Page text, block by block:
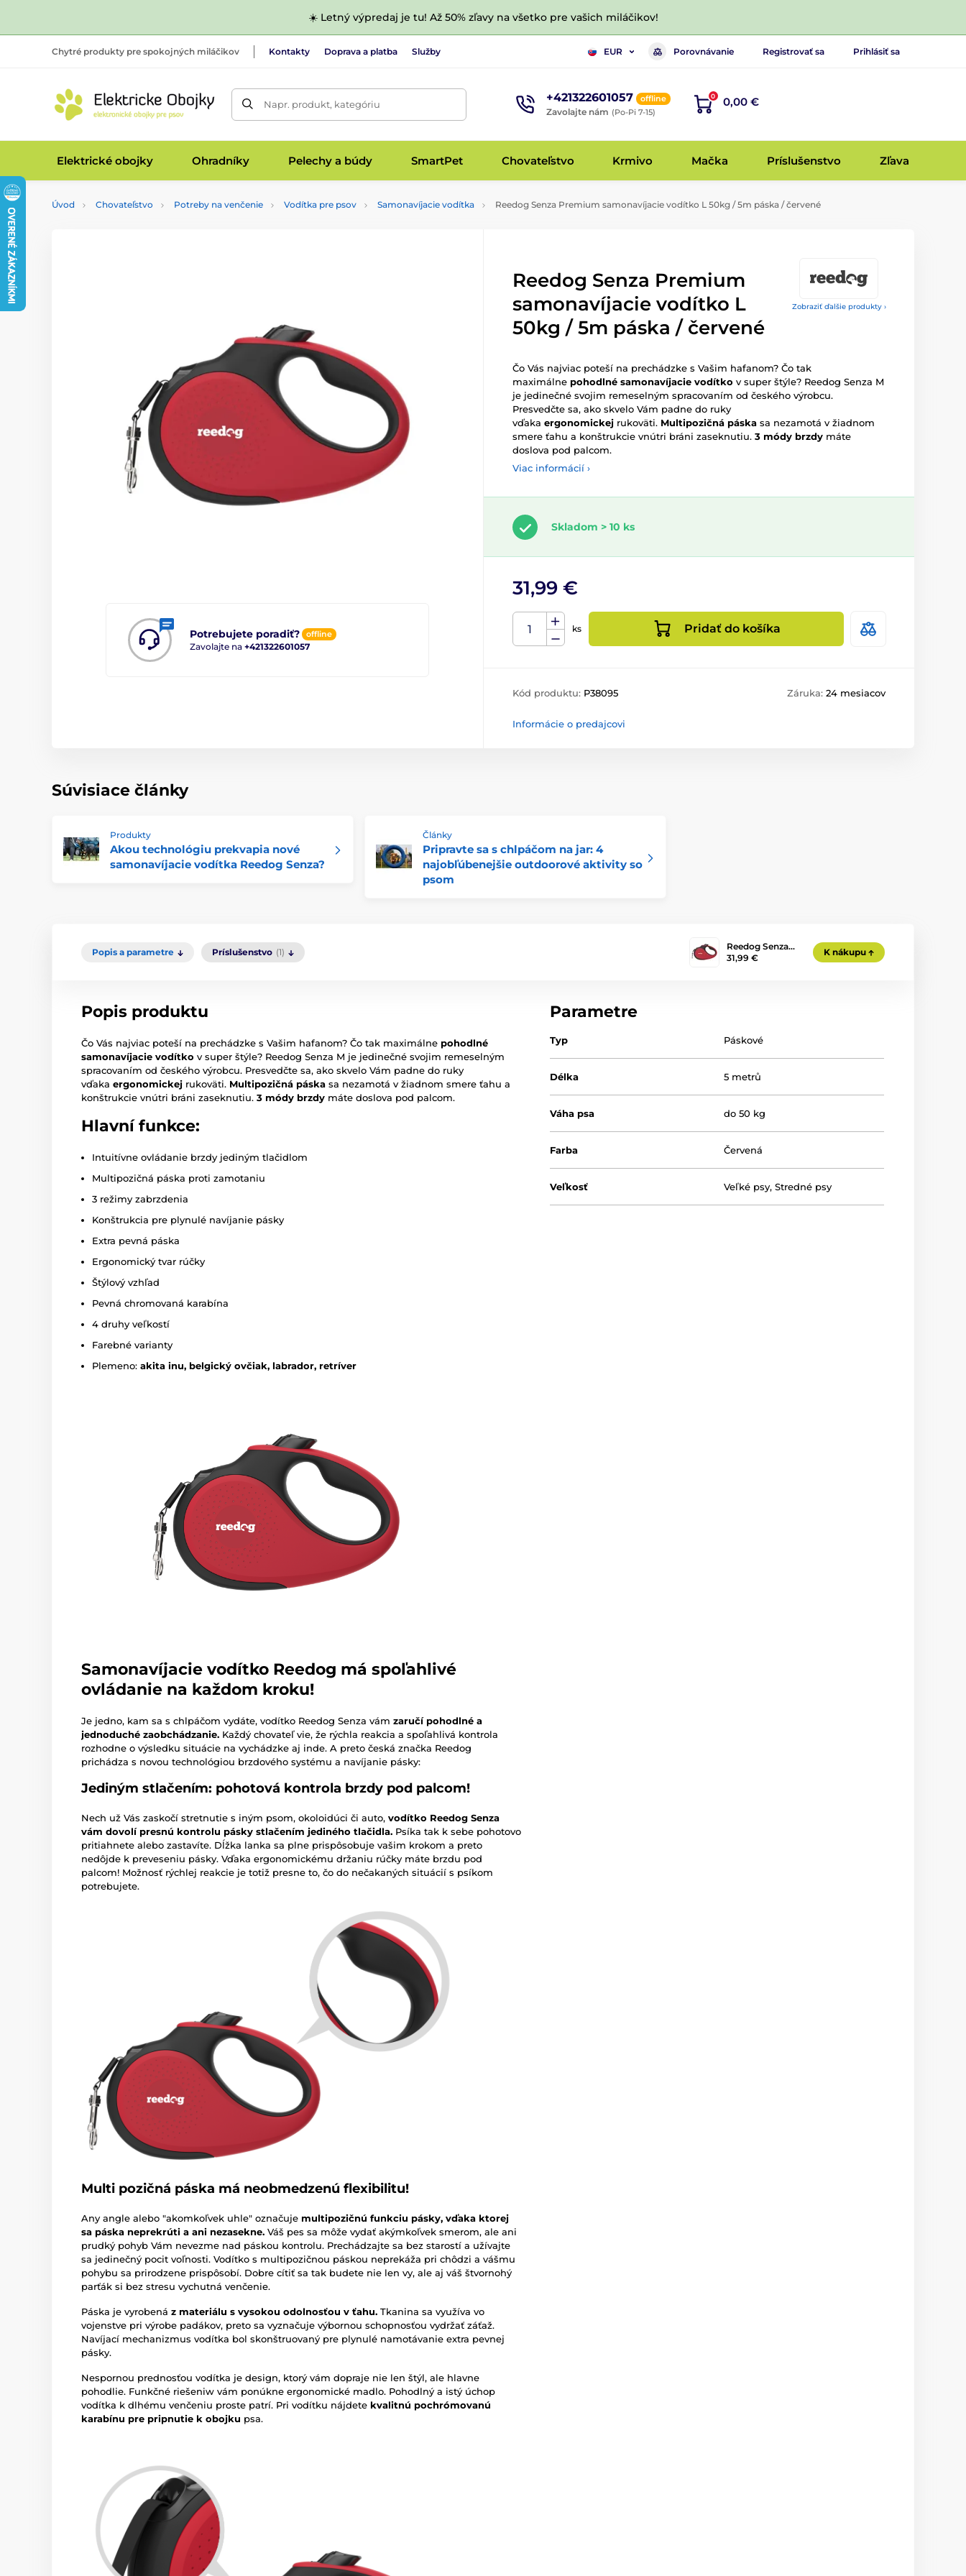
☀️ Letný výpredaj je tu! Až 50% zľavy na všetko pre vašich miláčikov!
Chytré produkty pre spokojných miláčikov Kontakty Doprava a platba Služby EUR Porovnávanie Registrovať sa Prihlásiť sa
Napr. produkt, kategóriu +421322601057 offline
Zavolajte nám (Po-Pi 7-15)
0 0,00 €
Elektrické obojky Ohradníky Pelechy a búdy SmartPet Chovateľstvo Krmivo Mačka Príslušenstvo Zľava
Úvod Chovateľstvo Potreby na venčenie Vodítka pre psov Samonavíjacie vodítka Reedog Senza Premium samonavíjacie vodítko L 50kg / 5m páska / červené
Zobraziť ďalšie produkty ›
Potrebujete poradiť? offline
Zavolajte na +421322601057
Reedog Senza Premium
samonavíjacie vodítko L
50kg / 5m páska / červené
Čo Vás najviac poteší na prechádzke s Vašim hafanom? Čo tak
maximálne pohodlné samonavíjacie vodítko v super štýle? Reedog Senza M
je jedinečné svojim remeselným spracovaním od českého výrobcu.
Presvedčte sa, ako skvelo Vám padne do ruky
vďaka ergonomickej rukoväti. Multipozičná páska sa nezamotá v žiadnom
smere ťahu a konštrukcie vnútri bráni zaseknutiu. 3 módy brzdy máte
doslova pod palcom.
Viac informácií ›
Skladom > 10 ks
31,99 €
ks Pridať do košíka
Kód produktu: P38095 Záruka: 24 mesiacov
Informácie o predajcovi
Súvisiace články
Produkty
Akou technológiu prekvapia nové
samonavíjacie vodítka Reedog Senza?
Články
Pripravte sa s chlpáčom na jar: 4
najobľúbenejšie outdoorové aktivity so
psom
Popis a parametre Príslušenstvo (1)
Reedog Senza…
31,99 €
K nákupu
Popis produktu
Čo Vás najviac poteší na prechádzke s Vašim hafanom? Čo tak maximálne pohodlné
samonavíjacie vodítko v super štýle? Reedog Senza M je jedinečné svojim remeselným
spracovaním od českého výrobcu. Presvedčte sa, ako skvelo Vám padne do ruky
vďaka ergonomickej rukoväti. Multipozičná páska sa nezamotá v žiadnom smere ťahu a
konštrukcie vnútri bráni zaseknutiu. 3 módy brzdy máte doslova pod palcom.
Hlavní funkce:
Intuitívne ovládanie brzdy jediným tlačidlom
Multipozičná páska proti zamotaniu
3 režimy zabrzdenia
Konštrukcia pre plynulé navíjanie pásky
Extra pevná páska
Ergonomický tvar rúčky
Štýlový vzhľad
Pevná chromovaná karabína
4 druhy veľkostí
Farebné varianty
Plemeno: akita inu, belgický ovčiak, labrador, retríver
Samonavíjacie vodítko Reedog má spoľahlivé
ovládanie na každom kroku!
Je jedno, kam sa s chlpáčom vydáte, vodítko Reedog Senza vám zaručí pohodlné a
jednoduché zaobchádzanie. Každý chovateľ vie, že rýchla reakcia a spoľahlivá kontrola
rozhodne o výsledku situácie na vychádzke aj inde. A preto česká značka Reedog
prichádza s novou technológiou brzdového systému a navíjanie pásky:
Jediným stlačením: pohotová kontrola brzdy pod palcom!
Nech už Vás zaskočí stretnutie s iným psom, okoloidúci či auto, vodítko Reedog Senza
vám dovolí presnú kontrolu pásky stlačením jediného tlačidla. Psíka tak k sebe pohotovo
pritiahnete alebo zastavíte. Dĺžka lanka sa plne prispôsobuje vašim krokom a preto
nedôjde k preveseniu pásky. Vďaka ergonomickému držaniu rúčky máte brzdu pod
palcom! Možnosť rýchlej reakcie je totiž presne to, čo do nečakaných situácií s psíkom
potrebujete.
Multi pozičná páska má neobmedzenú flexibilitu!
Any angle alebo "akomkoľvek uhle" označuje multipozičnú funkciu pásky, vďaka ktorej
sa páska neprekrúti a ani nezasekne. Váš pes sa môže vydať akýmkoľvek smerom, ale ani
prudký pohyb Vám nevezme nad páskou kontrolu. Prechádzajte sa bez starostí a užívajte
sa jedinečný pocit voľnosti. Vodítko s multipozičnou páskou neprekáža pri chôdzi a vášmu
pohybu sa prirodzene prispôsobí. Dobre cítiť sa tak budete nie len vy, ale aj váš štvornohý
parťák si bez stresu vychutná venčenie.
Páska je vyrobená z materiálu s vysokou odolnosťou v ťahu. Tkanina sa využíva vo
vojenstve pri výrobe padákov, preto sa vyznačuje výbornou schopnosťou vydržať záťaž.
Navíjací mechanizmus vodítka bol skonštruovaný pre plynulé namotávanie extra pevnej
pásky.
Nespornou prednosťou vodítka je design, ktorý vám dopraje nie len štýl, ale hlavne
pohodlie. Funkčné riešeniw vám ponúkne ergonomické madlo. Pohodlný a istý úchop
vodítka k dlhému venčeniu proste patrí. Pri vodítku nájdete kvalitnú pochrómovanú
karabínu pre pripnutie k obojku psa.
Parametre
Typ Páskové
Délka 5 metrů
Váha psa do 50 kg
Farba Červená
Veľkosť Veľké psy,Stredné psy